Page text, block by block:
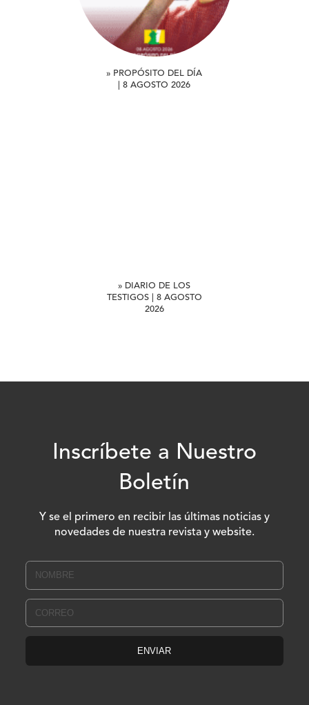
» PROPÓSITO DEL DÍA
| 8 AGOSTO 2026
» DIARIO DE LOS
TESTIGOS | 8 AGOSTO
2026
Inscríbete a Nuestro
Boletín
Y se el primero en recibir las últimas noticias y
novedades de nuestra revista y website.